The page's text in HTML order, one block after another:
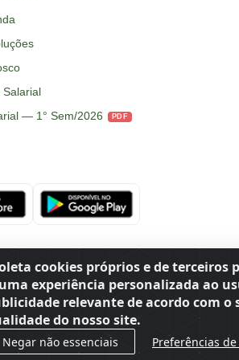
cookies próprios e de terceiros
experiência personalizada ao
relevante de acordo com o
do nosso site.
Negar não essenciais Preferências de
— 1° Sem/2026
PDF
km 98 — Área Rural Porto Ferreira/ ·